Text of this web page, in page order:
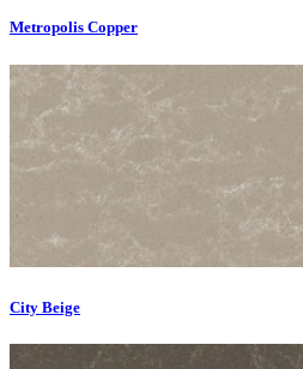
Metropolis Copper
City Beige